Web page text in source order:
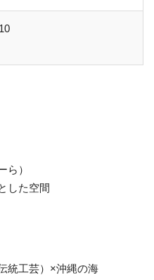
ら）
した空間
統工芸）×沖縄の海